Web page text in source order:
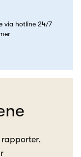
via hotline 24/7
rapporter,